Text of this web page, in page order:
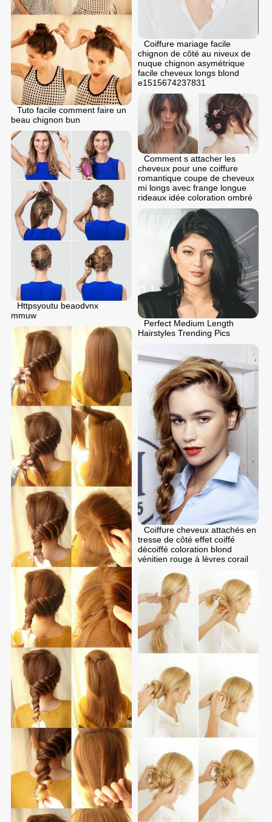
Tuto facile comment faire un
beau chignon bun
Coiffure mariage facile
chignon de côté au niveux de
nuque chignon asymétrique
facile cheveux longs blond
e1515674237831
Comment s attacher les
cheveux pour une coiffure
romantique coupe de cheveux
mi longs avec frange longue
rideaux idée coloration ombré
Httpsyoutu beaodvnx
mmuw
Perfect Medium Length
Hairstyles Trending Pics
Coiffure cheveux attachés en
tresse de côté effet coiffé
décoiffé coloration blond
vénitien rouge à lèvres corail